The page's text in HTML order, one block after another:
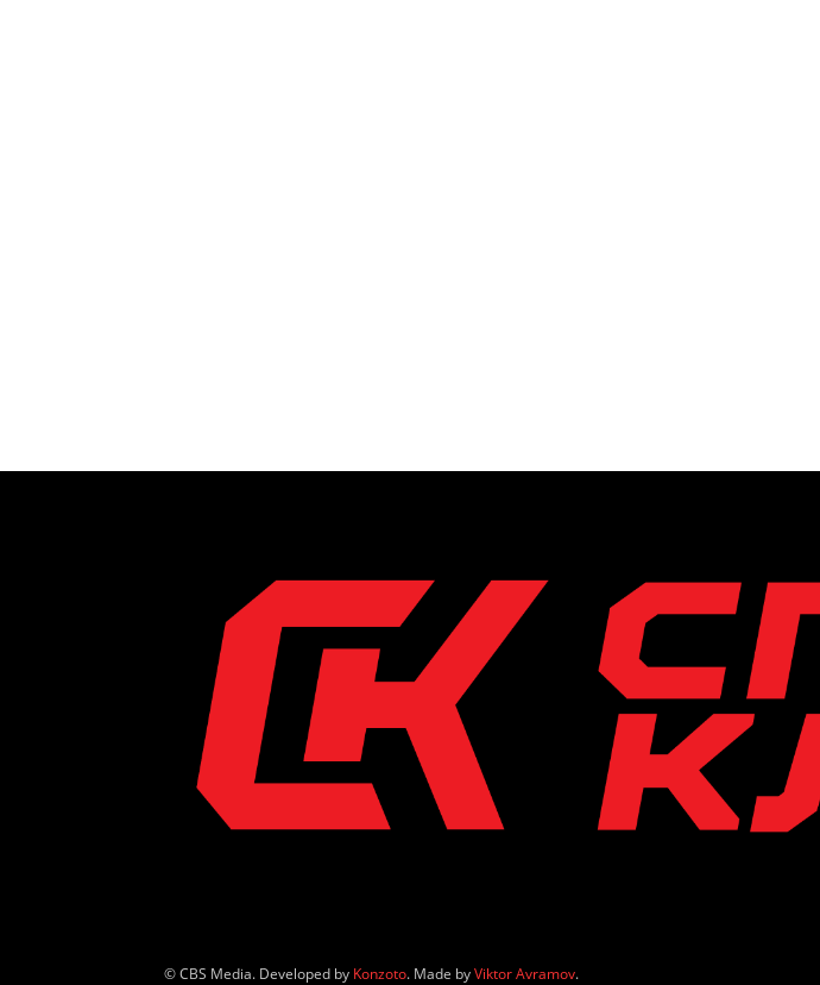
© CBS Media. Developed by Konzoto. Made byViktor Avramov.